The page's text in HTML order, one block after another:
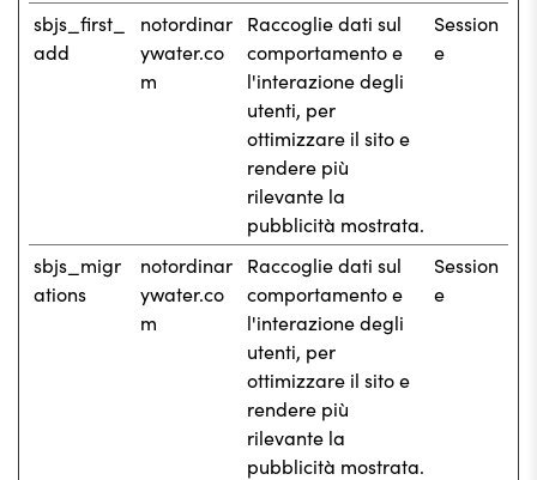
sbjs_first_
add
notordinar
ywater.co
m
Raccoglie dati sul
comportamento e
l'interazione degli
utenti, per
ottimizzare il sito e
rendere più
rilevante la
pubblicità mostrata.
Session
e
sbjs_migr
ations
notordinar
ywater.co
m
Raccoglie dati sul
comportamento e
l'interazione degli
utenti, per
ottimizzare il sito e
rendere più
rilevante la
pubblicità mostrata.
Session
e